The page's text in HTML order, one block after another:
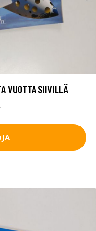
VUOTTA SIIVILLÄ